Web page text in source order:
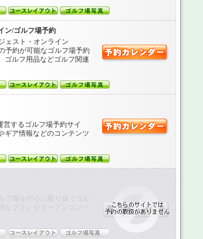
ン/ゴルフ場予約
ェスト・オンライン
予約が可能なゴルフ場予約
ゴルフ用品などゴルフ関連
するゴルフ場予約サイ
ギア情報などのコンテンツ
フ場を中心に取り扱うゴル
なプランやオープンコンペ